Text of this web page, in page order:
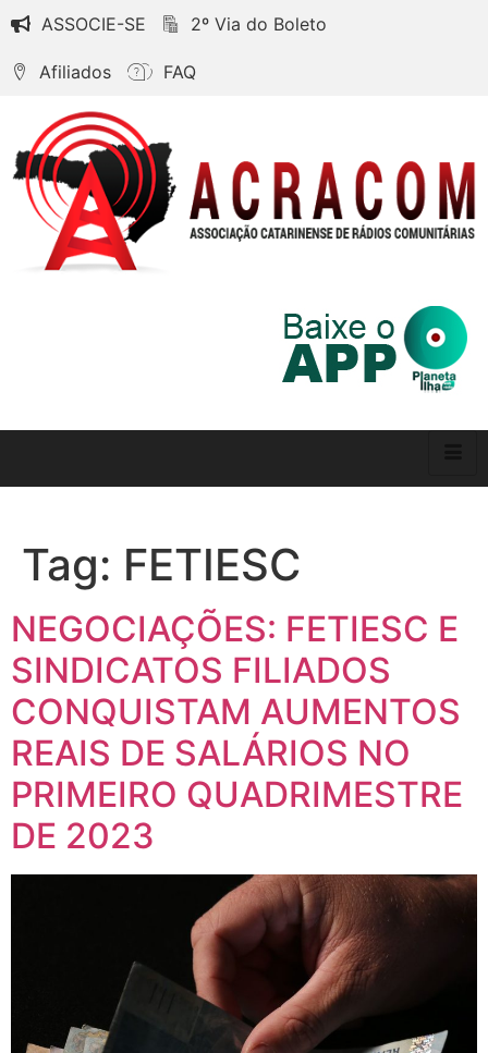
ASSOCIE-SE 2º Via do Boleto
Afiliados FAQ
Tag: FETIESC
NEGOCIAÇÕES: FETIESC E
SINDICATOS FILIADOS
CONQUISTAM AUMENTOS
REAIS DE SALÁRIOS NO
PRIMEIRO QUADRIMESTRE
DE 2023